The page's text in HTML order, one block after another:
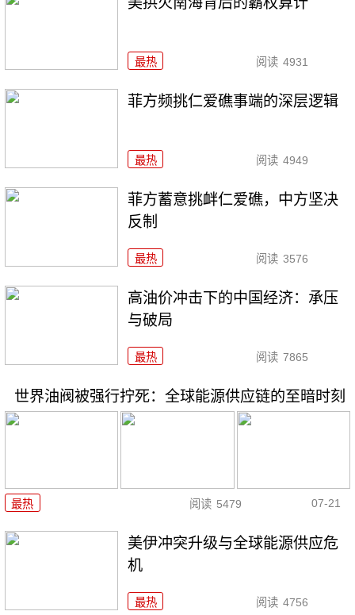
最热 阅读 4931
菲方频挑仁爱礁事端的深层逻辑
最热 阅读 4949
菲方蓄意挑衅仁爱礁，中方坚决
反制
最热 阅读 3576
高油价冲击下的中国经济：承压
与破局
最热 阅读 7865
世界油阀被强行拧死：全球能源供应链的至暗时刻
最热 阅读 5479 07-21
美伊冲突升级与全球能源供应危
机
最热 阅读 4756